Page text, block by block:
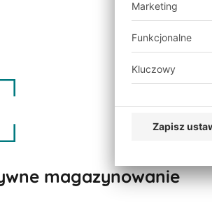
magazynowanie